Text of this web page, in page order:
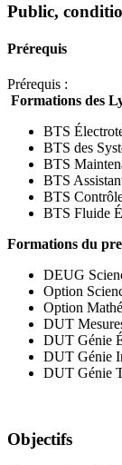
Public,
Prérequis
Prérequis :
Formations des
BTS
BTS des
BTS
BTS
BTS
BTS Fluide
Formations du
DEUG
Option
Option
DUT
DUT Génie
DUT Génie
DUT Génie
Objectifs